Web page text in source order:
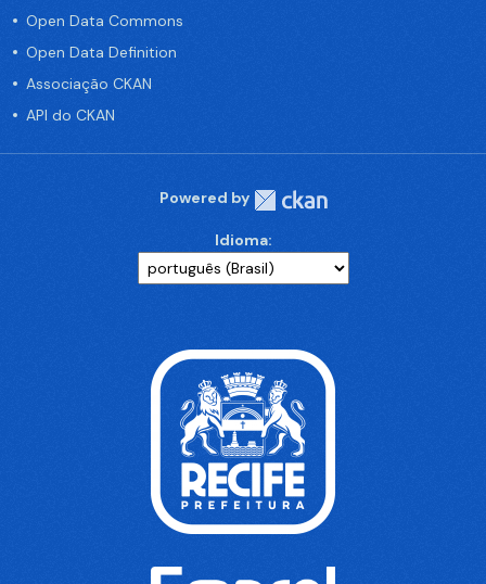
Open Data Commons
Open Data Definition
Associação CKAN
API do CKAN
Powered by
Idioma